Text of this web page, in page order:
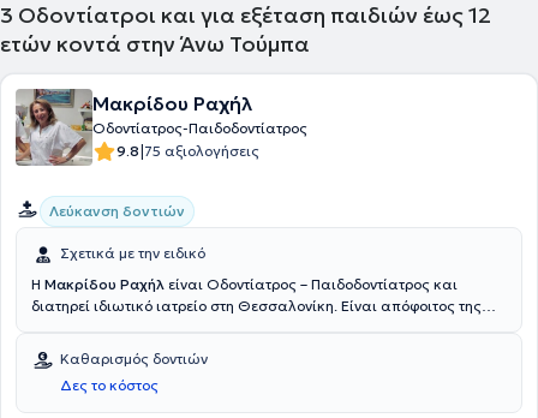
3 Οδοντίατροι και για εξέταση παιδιών έως 12
ετών κοντά στην Άνω Τούμπα
Μακρίδου Ραχήλ
Οδοντίατρος-Παιδοδοντίατρος
9.8|75 αξιολογήσεις
Λεύκανση δοντιών
Σχετικά με την ειδικό
Η Μακρίδου Ραχήλ είναι Οδοντίατρος – Παιδοδοντίατρος και
διατηρεί ιδιωτικό ιατρείο στη Θεσσαλονίκη. Είναι απόφοιτος της
Θεσσαλονίκης και έχει μετεκπαιδευθεί στην παιδοδοντιατρική στην
Οδοντιατρική Σχολή Aarhus της Δανίας και στο Πανεπιστήμιο
Leeds της Αγγλίας. Διαθέτει μακρόχρονη ακαδημαϊκή και
επαγγελματική εμπειρία στο χώρο και στο ιατρείο της καλύπτει τις
Καθαρισμός δοντιών
Δες το κόστος